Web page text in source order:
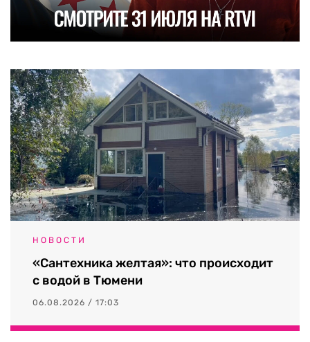
НОВОСТИ
«Сантехника желтая»: что происходит
с водой в Тюмени
06.08.2026 / 17:03